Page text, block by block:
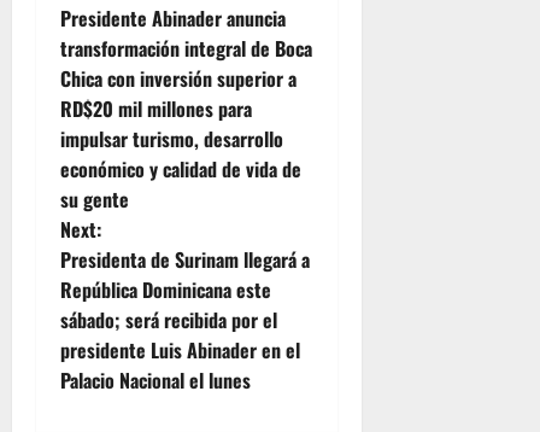
o
s
t
n
a
v
i
g
Presidente Abinader anuncia
transformación integral de Boca
Chica con inversión superior a
RD$20 mil millones para
impulsar turismo, desarrollo
económico y calidad de vida de
su gente
Next:
Presidenta de Surinam llegará a
República Dominicana este
sábado; será recibida por el
presidente Luis Abinader en el
Palacio Nacional el lunes